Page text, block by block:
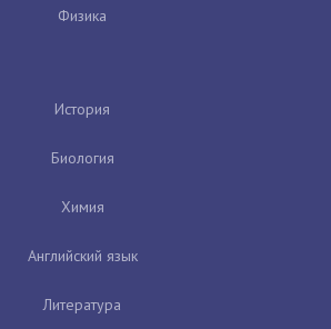
Физика
История
Биология
Химия
Английский язык
Литература